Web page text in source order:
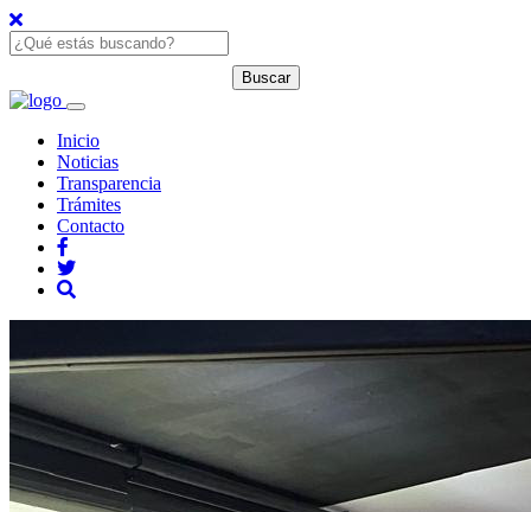
Inicio
Noticias
Transparencia
Trámites
Contacto